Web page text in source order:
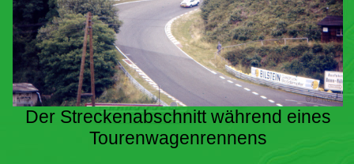
Der Streckenabschnitt während eines
Tourenwagenrennens